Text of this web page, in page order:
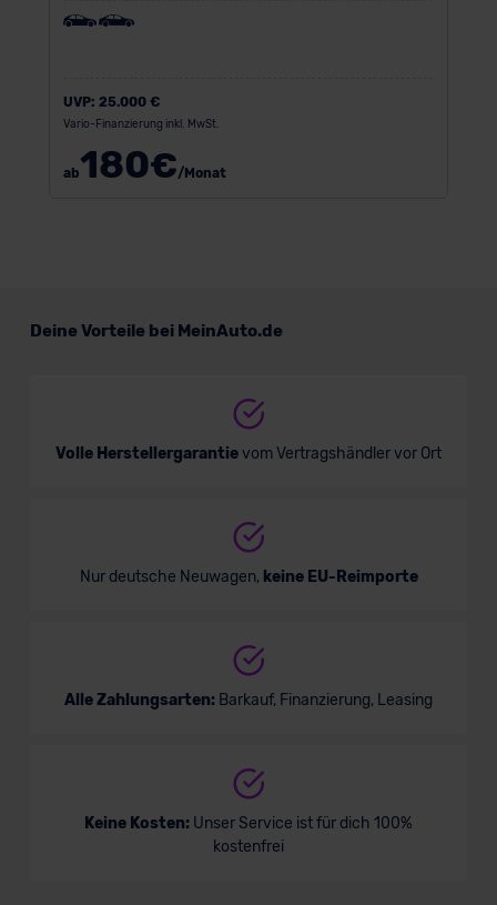
UVP: 25.000 €
Vario-Finanzierung inkl. MwSt.
ab180€/Monat
Deine Vorteile bei MeinAuto.de
Volle Herstellergarantievom Vertragshändler vor Ort
Nur deutsche Neuwagen, keine EU-Reimporte
Alle Zahlungsarten: Barkauf, Finanzierung, Leasing
Keine Kosten: Unser Service ist für dich 100%
kostenfrei